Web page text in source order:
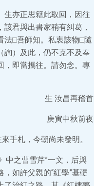
生亦正思籍此取回，因往
君與出書家稍有糾葛，
法□吾師知。私衷該物□隨
詢）及此，仍不克不及奉
，即當攜往。請勿念。專
生 汝昌再稽首
庚寅中秋前夜
手札，今朝尚未發明。
中之曹雪芹”一文，后與
如許父親的“紅學”基礎